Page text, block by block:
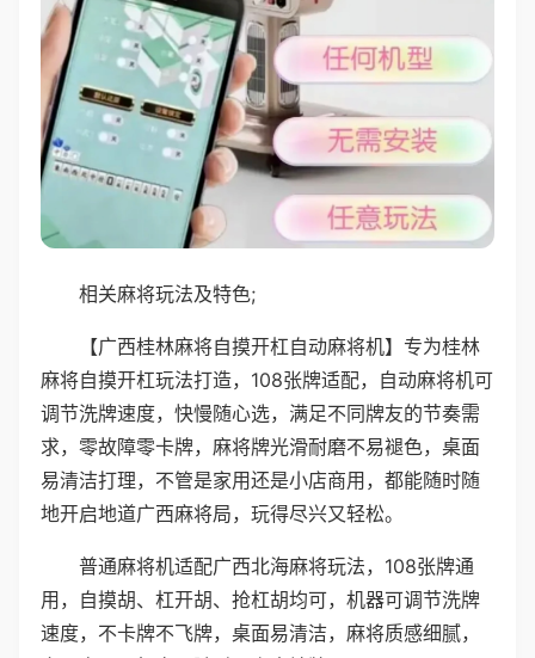
相关麻将玩法及特色;
【广西桂林麻将自摸开杠自动麻将机】专为桂林
麻将自摸开杠玩法打造，108张牌适配，自动麻将机可
调节洗牌速度，快慢随心选，满足不同牌友的节奏需
求，零故障零卡牌，麻将牌光滑耐磨不易褪色，桌面
易清洁打理，不管是家用还是小店商用，都能随时随
地开启地道广西麻将局，玩得尽兴又轻松。
普通麻将机适配广西北海麻将玩法，108张牌通
用，自摸胡、杠开胡、抢杠胡均可，机器可调节洗牌
速度，不卡牌不飞牌，桌面易清洁，麻将质感细腻，